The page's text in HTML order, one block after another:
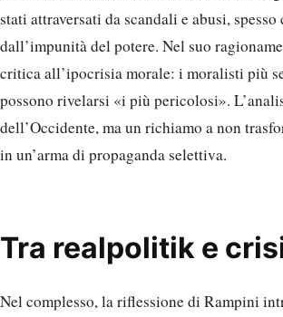
stati attraversati da scandali e abusi, spesso
dall’impunità del potere. Nel suo
critica all’ipocrisia morale: i moralisti più
possono rivelarsi «i più pericolosi».
dell’Occidente, ma un richiamo a non
in un’arma di propaganda selettiva.
Tra realpolitik e
Nel complesso, la riflessione di Rampini